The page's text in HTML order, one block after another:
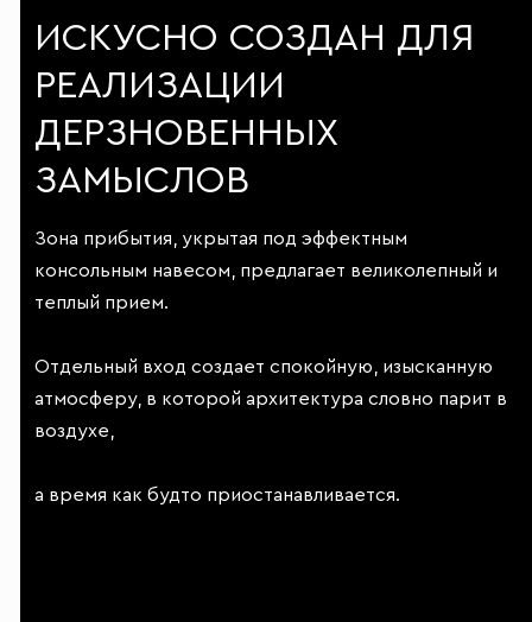
ИСКУСНО СОЗДАН ДЛЯ
РЕАЛИЗАЦИИ
ДЕРЗНОВЕННЫХ
ЗАМЫСЛОВ
Зона прибытия, укрытая под эффектным
консольным навесом, предлагает великолепный и
теплый прием.
Отдельный вход создает спокойную, изысканную
атмосферу, в которой архитектура словно парит в
воздухе,
а время как будто приостанавливается.